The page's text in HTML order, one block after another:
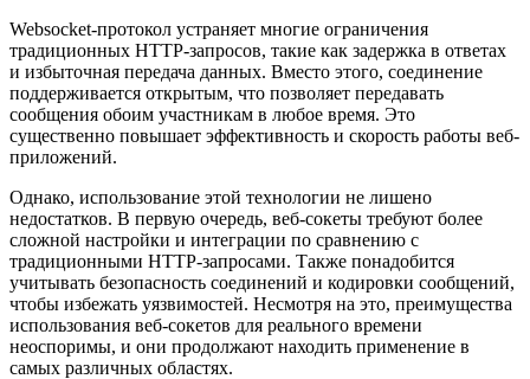
Websocket-протокол устраняет многие ограничения
традиционных HTTP-запросов, такие как задержка в ответах
и избыточная передача данных. Вместо этого, соединение
поддерживается открытым, что позволяет передавать
сообщения обоим участникам в любое время. Это
существенно повышает эффективность и скорость работы веб-
приложений.
Однако, использование этой технологии не лишено
недостатков. В первую очередь, веб-сокеты требуют более
сложной настройки и интеграции по сравнению с
традиционными HTTP-запросами. Также понадобится
учитывать безопасность соединений и кодировки сообщений,
чтобы избежать уязвимостей. Несмотря на это, преимущества
использования веб-сокетов для реального времени
неоспоримы, и они продолжают находить применение в
самых различных областях.